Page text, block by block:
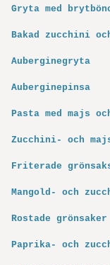
Gryta med
Bakad zucchini
Auberginegryta
Auberginepinsa
Pasta med majs
Zucchini- och
Friterade
Mangold- och
Rostade
Paprika- och